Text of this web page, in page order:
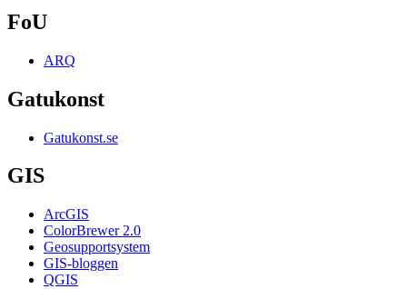
FoU
ARQ
Gatukonst
Gatukonst.se
GIS
ArcGIS
ColorBrewer 2.0
Geosupportsystem
GIS-bloggen
QGIS